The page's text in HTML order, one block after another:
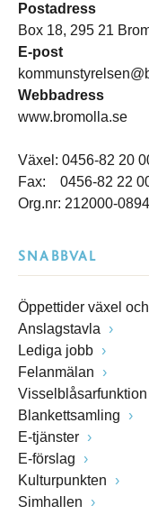
Postadress
Box 18, 295 21
E-post
Webbadress
www.bromolla.se
Växel: 0456-82 20
Fax: 0456-82 22
Org.nr: 212000-0894
SNABBVAL
Öppettider växel
Anslagstavla
Lediga jobb
Felanmälan
Visselblåsarfunktion
Blankettsamling
E-tjänster
E-förslag
Kulturpunkten
Simhallen